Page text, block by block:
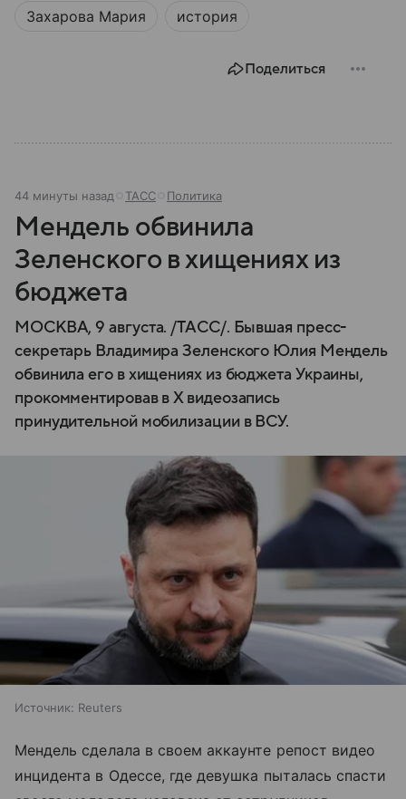
Захарова Мария история
Поделиться
44 минуты назад ТАСС Политика
Мендель обвинила
Зеленского в хищениях из
бюджета
МОСКВА, 9 августа. /ТАСС/. Бывшая пресс-
секретарь Владимира Зеленского Юлия Мендель
обвинила его в хищениях из бюджета Украины,
прокомментировав в X видеозапись
принудительной мобилизации в ВСУ.
Источник: Reuters
Мендель сделала в своем аккаунте репост видео
инцидента в Одессе, где девушка пыталась спасти